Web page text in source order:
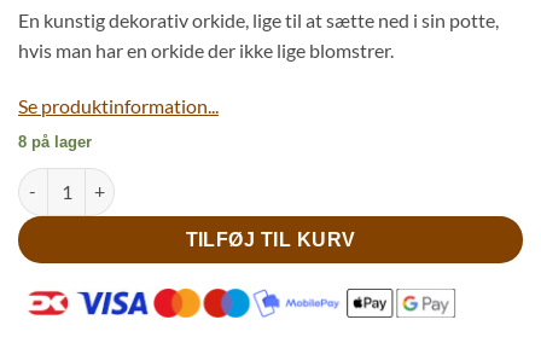
En kunstig dekorativ orkide, lige til at sætte ned i sin potte,
hvis man har en orkide der ikke lige blomstrer.
Se produktinformation...
8 på lager
Smuk rosafarvet kunstig orkide antal
TILFØJ TIL KURV